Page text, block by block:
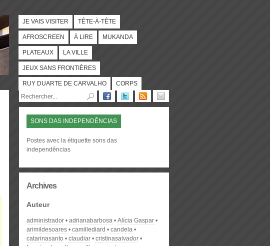
JE VAIS VISITER TÊTE-À-TÊTE
AFROSCREEN À LIRE MUKANDA
PLATEAUX LA VILLE
JEUX SANS FRONTIÈRES
RUY DUARTE DE CARVALHO CORPS
SONS DAS INDEPENDÊNCIAS
Postes avec la étiquette sons das
independências
Archives
Auteur
administrador adrianabarbosa
Alícia Gaspar
arimildesoares
camillediard
candela
catarinasanto
claudiar
cristinasalvador